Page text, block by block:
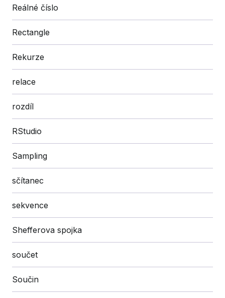
Reálné číslo
Rectangle
Rekurze
relace
rozdíl
RStudio
Sampling
sčítanec
sekvence
Shefferova spojka
součet
Součin